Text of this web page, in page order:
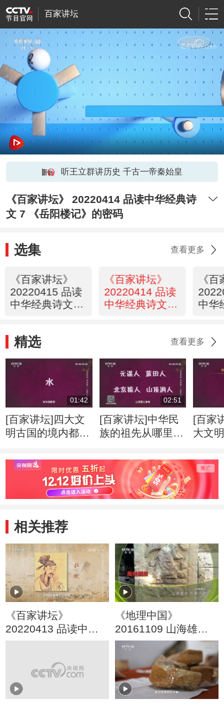
百家讲坛
听王立群讲历史 千古一帝秦始皇
《百家讲坛》 20220414 品读中华经典诗
文 7 《岳阳楼记》的密码
选集 查看更多
《百家讲坛》
20220415 品读
中华经典诗文 8
《百家讲坛》
20220414 品读
中华经典诗文 7
《
中华
精选 查看更多
01:42
[百家讲坛]四大文
明古国的境内都有
02:51
[百家讲坛]中华民
族的祖先从哪里
[百家
大文
伦、
国
相关推荐
《百家讲坛》
20220413 品读中华
经典诗文 6 文艺范儿
《地理中国》
20161109 山海雄关·
长城人家